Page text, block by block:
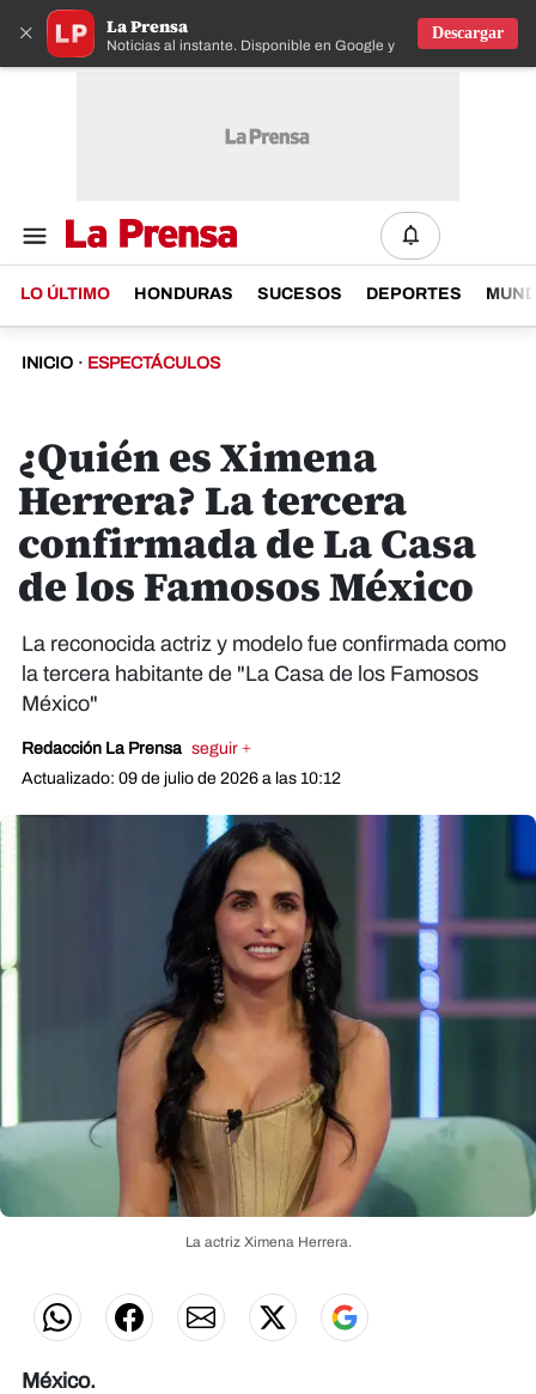
× La Prensa
Noticias al instante. Disponible en Google y IOS
Descargar
LO ÚLTIMO HONDURAS SUCESOS DEPORTES
INICIO · ESPECTÁCULOS
¿Quién es Ximena
Herrera? La tercera
confirmada de La Casa
de los Famosos México
La reconocida actriz y modelo fue confirmada como
la tercera habitante de "La Casa de los Famosos
México"
Redacción La Prensa seguir +
Actualizado: 09 de julio de 2026 a las 10:12
La actriz Ximena Herrera.
México.